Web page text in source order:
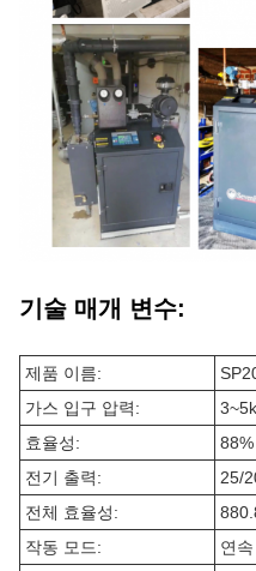
기술 매개 변수:
제품 이름:
가스 입구 압력:
효율성:
전기 출력:
25/
전체 효율성:
작동 모드:
연속